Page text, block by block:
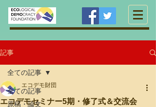
記事
全ての記事
原稿・論文
全ての記事
エコデモセミナー5期・修了式＆交流会
エコデモ財団